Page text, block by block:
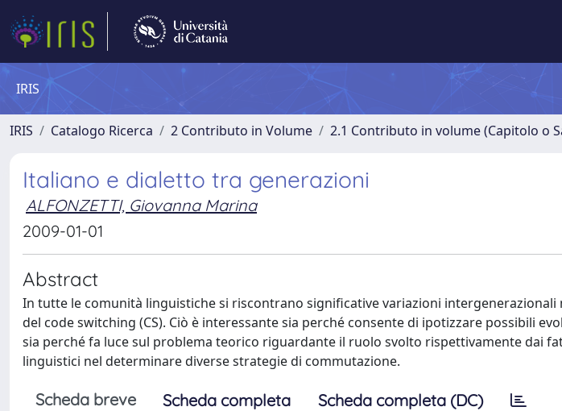
IRIS
IRIS Catalogo Ricerca 2 Contributo in Volume 2.1 Contributo in volume (Capitolo o
Italiano e dialetto tra generazioni
ALFONZETTI, Giovanna Marina
2009-01-01
Abstract
In tutte le comunità linguistiche si riscontrano significative variazioni
del code switching (CS). Ciò è interessante sia perché consente di ipotizzare possibili
sia perché fa luce sul problema teorico riguardante il ruolo svolto rispettivamente dai
linguistici nel determinare diverse strategie di commutazione.
Scheda breve Scheda completa Scheda completa (DC)